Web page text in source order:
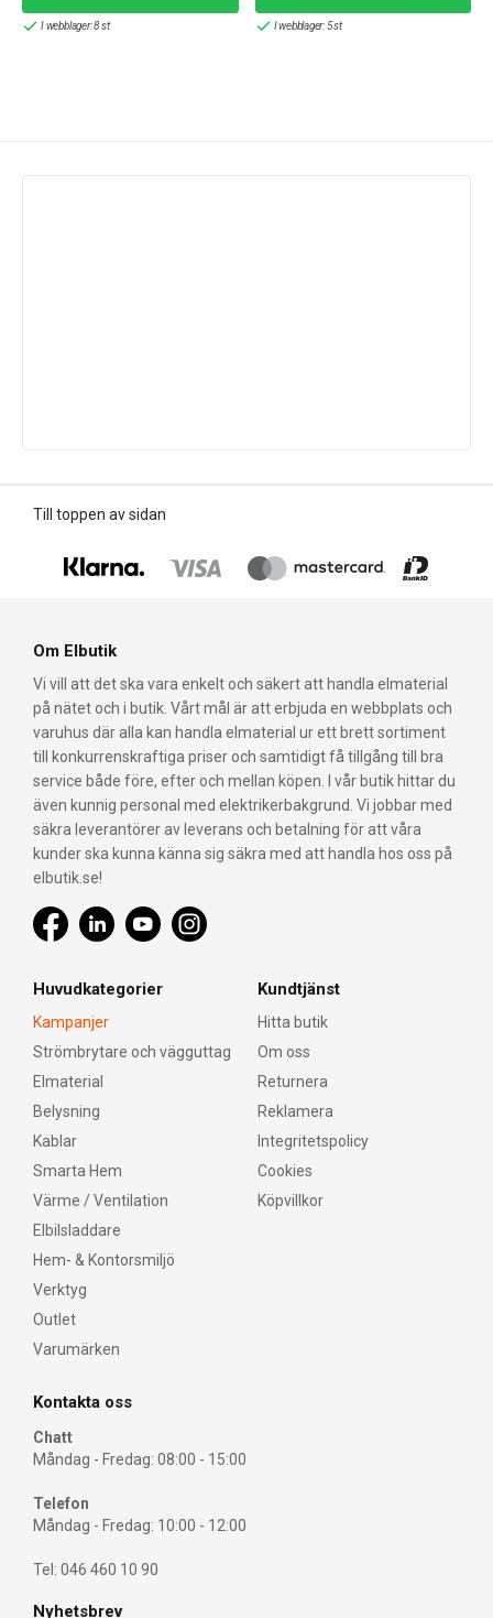
I webblager: 8 st I webblager: 5 st
Till toppen av sidan
Om Elbutik
Vi vill att det ska vara enkelt och säkert att handla elmaterial
på nätet och i butik. Vårt mål är att erbjuda en webbplats och
varuhus där alla kan handla elmaterial ur ett brett sortiment
till konkurrenskraftiga priser och samtidigt få tillgång till bra
service både före, efter och mellan köpen. I vår butik hittar du
även kunnig personal med elektrikerbakgrund. Vi jobbar med
säkra leverantörer av leverans och betalning för att våra
kunder ska kunna känna sig säkra med att handla hos oss på
elbutik.se!
Huvudkategorier
Kampanjer
Strömbrytare och vägguttag
Elmaterial
Belysning
Kablar
Smarta Hem
Värme / Ventilation
Elbilsladdare
Hem- & Kontorsmiljö
Verktyg
Outlet
Varumärken
Kundtjänst
Hitta butik
Om oss
Returnera
Reklamera
Integritetspolicy
Cookies
Köpvillkor
Kontakta oss
Chatt
Måndag - Fredag: 08:00 - 15:00
Telefon
Måndag - Fredag: 10:00 - 12:00
Tel: 046 460 10 90
Nyhetsbrev